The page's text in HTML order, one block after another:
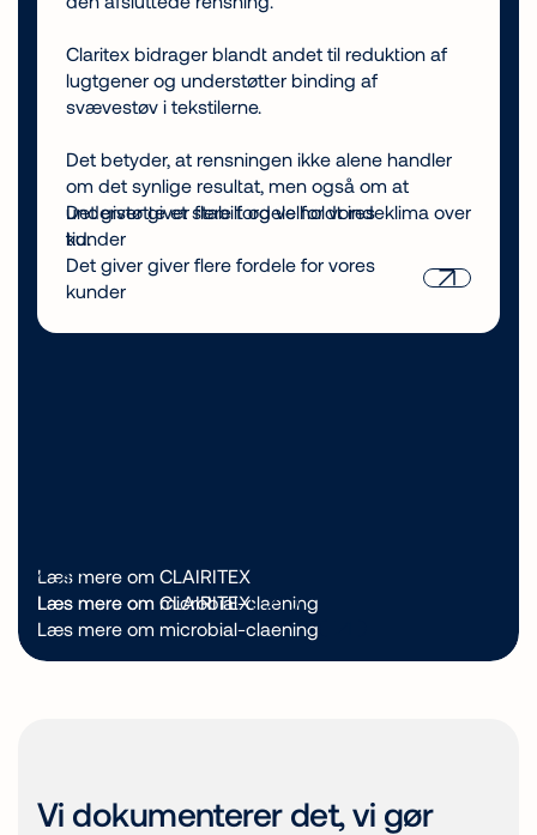
Claritex bidrager blandt andet til reduktion af
lugtgener og understøtter binding af
svævestøv i tekstilerne.
Det betyder, at rensningen ikke alene handler
om det synlige resultat, men også om at
understøtte et stabilt og velholdt indeklima over
tid.
Det giver giver flere fordele for vores
kunder
Det giver giver flere fordele for vores
kunder
Læs mere om CLAIRITEX
Læs mere om CLAIRITEX
Læs mere om microbial-claening
Læs mere om microbial-claening
Vi dokumenterer det, vi gør